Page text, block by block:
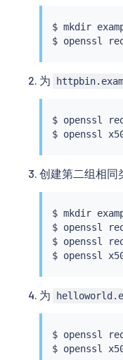
$ mkdir
$ openssl
为
$ openssl
$ openssl
创建第二组相同
$ mkdir
$ openssl
$ openssl
$ openssl
为
$ openssl
$ openssl